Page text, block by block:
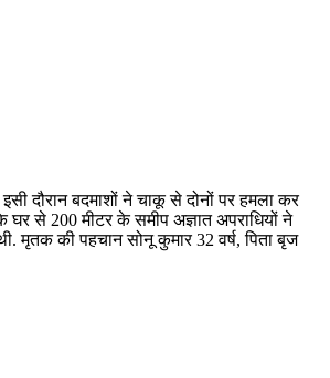
दौरान बदमाशों ने चाकू से दोनों पर हमला कर
घर से 200 मीटर के समीप अज्ञात अपराधियों ने
मृतक की पहचान सोनू कुमार 32 वर्ष, पिता बृज